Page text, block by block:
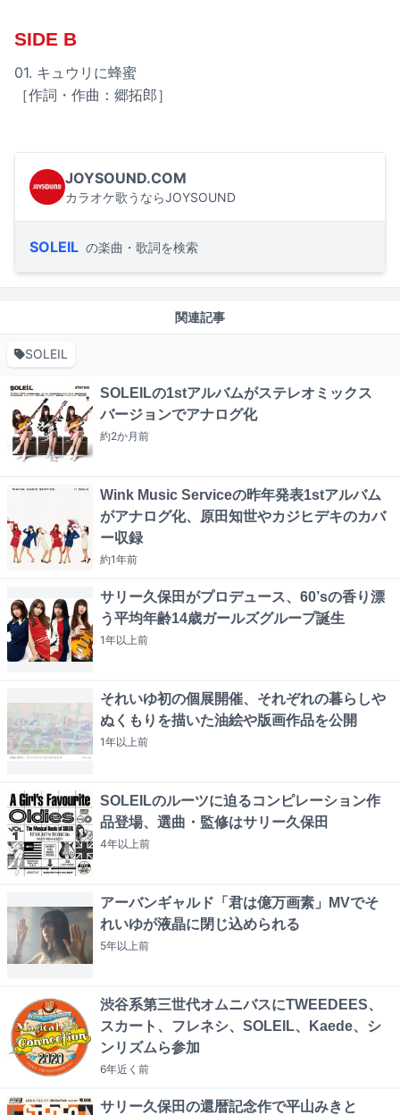
SIDE B
01. キュウリに蜂蜜
［作詞・作曲：郷拓郎］
JOYSOUND.COM
カラオケ歌うならJOYSOUND
SOLEIL の楽曲・歌詞を検索
関連記事
SOLEIL
SOLEILの1stアルバムがステレオミックス
バージョンでアナログ化
約2か月前
Wink Music Serviceの昨年発表1stアルバム
がアナログ化、原田知世やカジヒデキのカバ
ー収録
約1年前
サリー久保田がプロデュース、60’sの香り漂
う平均年齢14歳ガールズグループ誕生
1年以上前
それいゆ初の個展開催、それぞれの暮らしや
ぬくもりを描いた油絵や版画作品を公開
1年以上前
SOLEILのルーツに迫るコンピレーション作
品登場、選曲・監修はサリー久保田
4年以上前
アーバンギャルド「君は億万画素」MVでそ
れいゆが液晶に閉じ込められる
5年以上前
渋谷系第三世代オムニバスにTWEEDEES、
スカート、フレネシ、SOLEIL、Kaede、シ
ンリズムら参加
6年近く 前
サリー久保田の還暦記念作で平山みきと